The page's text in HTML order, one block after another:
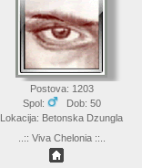
Postova: 1203
Spol:
Dob: 50
Lokacija: Betonska Dzungla
..:: Viva Chelonia ::..